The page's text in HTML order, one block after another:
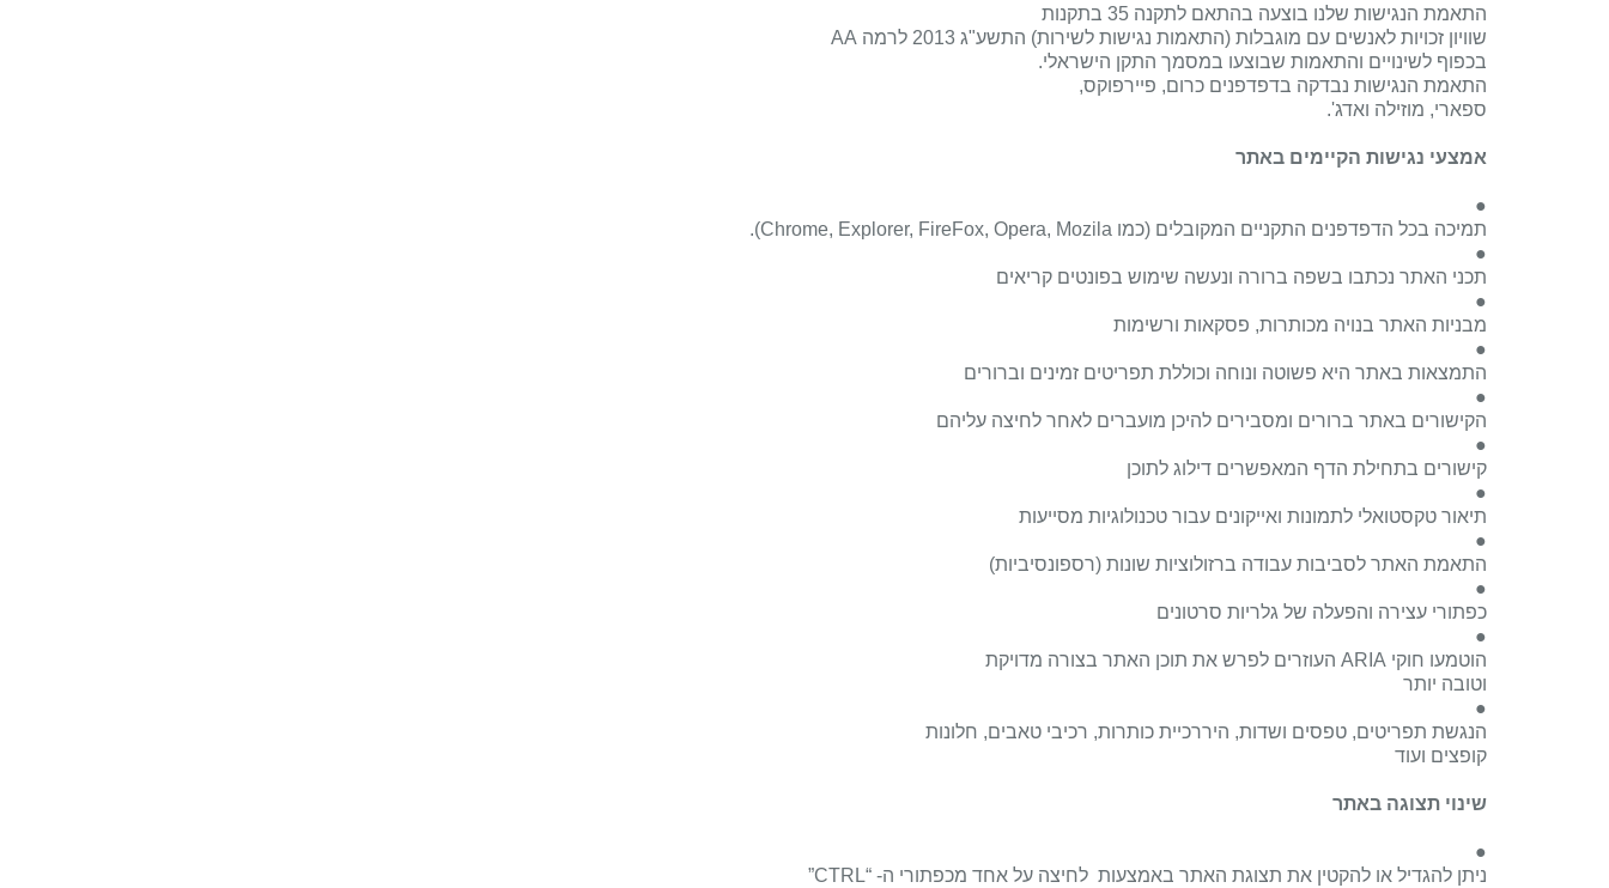
התאמת הנגישות שלנו בוצעה בהתאם לתקנה 35 בתקנות
שוויון זכויות לאנשים עם מוגבלות (התאמות נגישות לשירות) התשע"ג 2013 לרמה
AA
בכפוף לשינויים והתאמות שבוצעו במסמך התקן הישראלי.
התאמת הנגישות נבדקה בדפדפנים כרום, פיירפוקס,
ספארי, מוזילה ואדג'.
אמצעי נגישות הקיימים באתר
●
תמיכה בכל הדפדפנים התקניים המקובלים (כמו Chrome, Explorer, FireFox, Opera, Mozila
).
●
תכני האתר נכתבו בשפה ברורה ונעשה שימוש בפונטים קריאים
●
מבניות האתר בנויה מכותרות, פסקאות ורשימות
●
התמצאות באתר היא פשוטה ונוחה וכוללת תפריטים זמינים וברורים
●
הקישורים באתר ברורים ומסבירים להיכן מועברים לאחר לחיצה עליהם
●
קישורים בתחילת הדף המאפשרים דילוג לתוכן
●
תיאור טקסטואלי לתמונות ואייקונים עבור טכנולוגיות מסייעות
●
התאמת האתר לסביבות עבודה ברזולוציות שונות (רספונסיביות)
●
כפתורי עצירה והפעלה של גלריות סרטונים
●
הוטמעו חוקי ARIA העוזרים לפרש את תוכן האתר בצורה מדויקת
וטובה יותר
●
הנגשת תפריטים, טפסים ושדות, היררכיית כותרות, רכיבי טאבים, חלונות
קופצים ועוד
שינוי תצוגה באתר
●
ניתן להגדיל או להקטין את תצוגת האתר באמצעות לחיצה על אחד מכפתורי ה- “CTRL
”